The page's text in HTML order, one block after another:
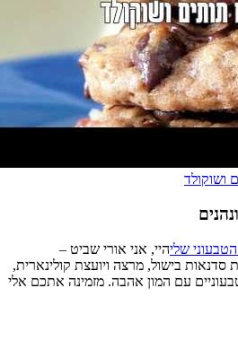
ושוקולד
היי, אני אורי שביט –
סדנאות בישול, מרצה ויועצת קולינארית,
עם המון אהבה. מזמינה אתכם אלי